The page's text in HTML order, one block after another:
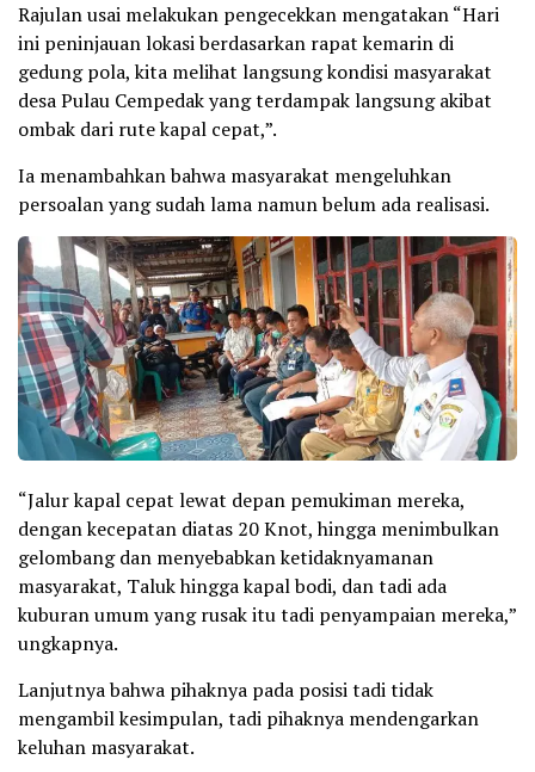
Rajulan usai melakukan pengecekkan mengatakan “Hari
ini peninjauan lokasi berdasarkan rapat kemarin di
gedung pola, kita melihat langsung kondisi masyarakat
desa Pulau Cempedak yang terdampak langsung akibat
ombak dari rute kapal cepat,”.
Ia menambahkan bahwa masyarakat mengeluhkan
persoalan yang sudah lama namun belum ada realisasi.
“Jalur kapal cepat lewat depan pemukiman mereka,
dengan kecepatan diatas 20 Knot, hingga menimbulkan
gelombang dan menyebabkan ketidaknyamanan
masyarakat, Taluk hingga kapal bodi, dan tadi ada
kuburan umum yang rusak itu tadi penyampaian mereka,”
ungkapnya.
Lanjutnya bahwa pihaknya pada posisi tadi tidak
mengambil kesimpulan, tadi pihaknya mendengarkan
keluhan masyarakat.